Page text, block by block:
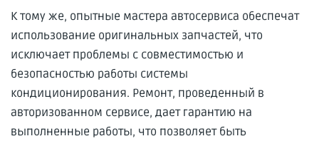
К тому же, опытные мастера автосервиса обеспечат
использование оригинальных запчастей, что
исключает проблемы с совместимостью и
безопасностью работы системы
кондиционирования. Ремонт, проведенный в
авторизованном сервисе, дает гарантию на
выполненные работы, что позволяет быть